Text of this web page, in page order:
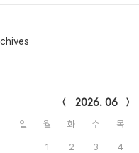
2026. 06
일 월 화 수 목
1 2 3 4